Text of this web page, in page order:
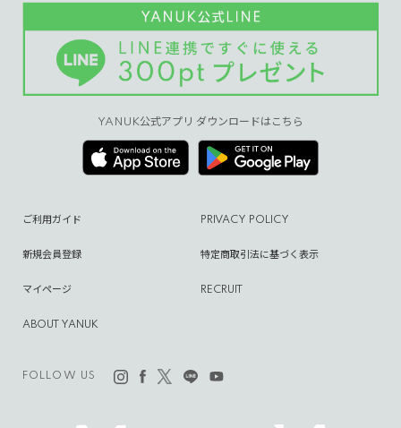
YANUK公式アプリ ダウンロードはこちら
FOLLOW US
ご利用ガイド PRIVACY POLICY
新規会員登録 特定商取引法に基づく表示
マイページ RECRUIT
ABOUT YANUK